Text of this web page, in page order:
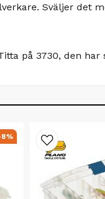
Sväljer det
på 3730, den